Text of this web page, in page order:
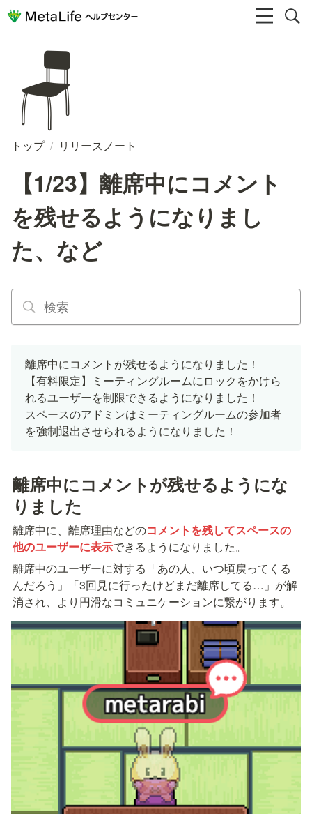
🪑
トップ / リリースノート
【1/23】離席中にコメント
を残せるようになりまし
た、など
離席中にコメントが残せるようになりました！
【有料限定】ミーティングルームにロックをかけら
れるユーザーを制限できるようになりました！
スペースのアドミンはミーティングルームの参加者
を強制退出させられるようになりました！
離席中にコメントが残せるようにな
りました
離席中に、離席理由などのコメントを残してスペースの
他のユーザーに表示できるようになりました。
離席中のユーザーに対する「あの人、いつ頃戻ってくる
んだろう」「3回見に行ったけどまだ離席してる…」が解
消され、より円滑なコミュニケーションに繋がります。